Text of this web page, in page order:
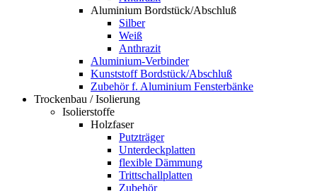
Aluminium Bordstück/Abschluß
Silber
Weiß
Anthrazit
Aluminium-Verbinder
Kunststoff Bordstück/Abschluß
Zubehör f. Aluminium Fensterbänke
Trockenbau / Isolierung
Isolierstoffe
Holzfaser
Putzträger
Unterdeckplatten
flexible Dämmung
Trittschallplatten
Zubehör